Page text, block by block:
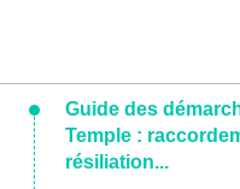
Guide des
Temple :
résiliation...